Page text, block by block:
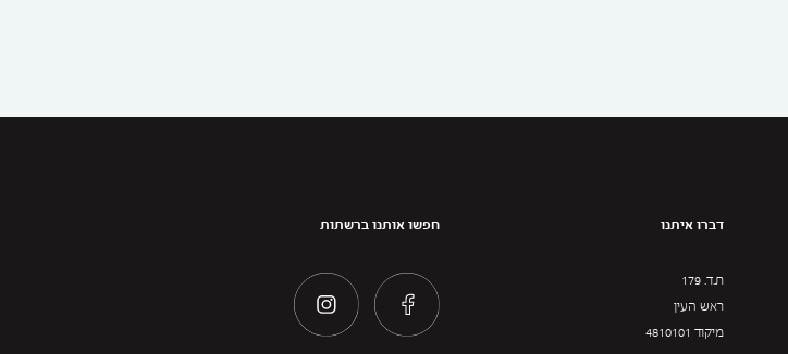
דברו איתנו
ת.ד. 179
ראש העין
מיקוד 4810101
חפשו אותנו ברשתות